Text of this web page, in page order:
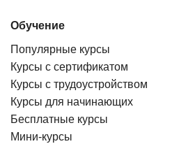
Обучение
Популярные курсы
Курсы с сертификатом
Курсы с трудоустройством
Курсы для начинающих
Бесплатные курсы
Мини-курсы